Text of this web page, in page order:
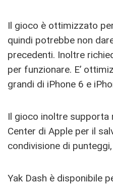
Il gioco è ottimizzato
quindi potrebbe non
precedenti. Inoltre
per funzionare. E’
grandi di iPhone 6 e
Il gioco inoltre supporta
Center di Apple per il
condivisione di
Yak Dash è disponibile